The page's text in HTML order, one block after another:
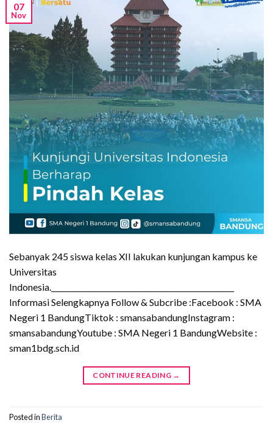
07
Nov
Sebanyak 245 siswa kelas XII lakukan kunjungan kampus ke
Universitas
Indonesia.__________________________________________________
Informasi Selengkapnya Follow & Subcribe :Facebook : SMA
Negeri 1 BandungTiktok : smansabandungInstagram :
smansabandungYoutube : SMA Negeri 1 BandungWebsite :
sman1bdg.sch.id
CONTINUE READING →
Posted inBerita